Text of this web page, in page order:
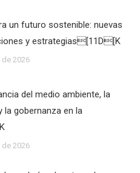
un futuro sostenible: nuevas
y estrategias[11D[K
de 2026
del medio ambiente, la
la gobernanza en la
de 2026